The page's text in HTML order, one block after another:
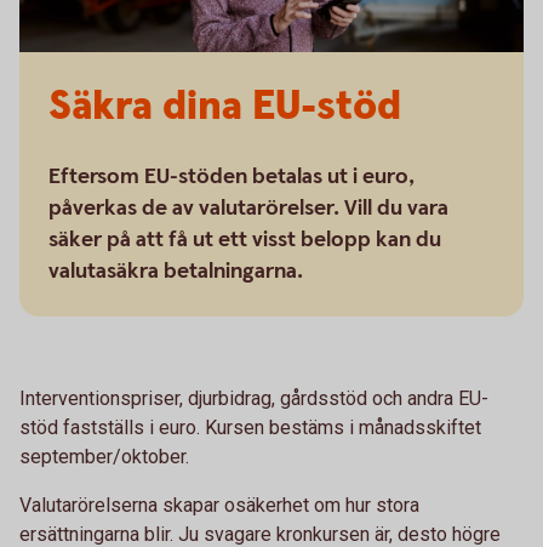
Säkra dina EU-stöd
Eftersom EU-stöden betalas ut i euro,
påverkas de av valutarörelser. Vill du vara
säker på att få ut ett visst belopp kan du
valutasäkra betalningarna.
Interventionspriser, djurbidrag, gårdsstöd och andra EU-
stöd fastställs i euro. Kursen bestäms i månadsskiftet
september/oktober.
Valutarörelserna skapar osäkerhet om hur stora
ersättningarna blir. Ju svagare kronkursen är, desto högre